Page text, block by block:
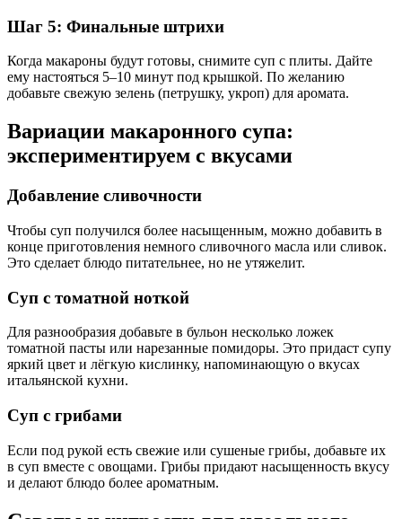
Шаг 5: Финальные штрихи
Когда макароны будут готовы, снимите суп с плиты. Дайте
ему настояться 5–10 минут под крышкой. По желанию
добавьте свежую зелень (петрушку, укроп) для аромата.
Вариации макаронного супа:
экспериментируем с вкусами
Добавление сливочности
Чтобы суп получился более насыщенным, можно добавить в
конце приготовления немного сливочного масла или сливок.
Это сделает блюдо питательнее, но не утяжелит.
Суп с томатной ноткой
Для разнообразия добавьте в бульон несколько ложек
томатной пасты или нарезанные помидоры. Это придаст супу
яркий цвет и лёгкую кислинку, напоминающую о вкусах
итальянской кухни.
Суп с грибами
Если под рукой есть свежие или сушеные грибы, добавьте их
в суп вместе с овощами. Грибы придают насыщенность вкусу
и делают блюдо более ароматным.